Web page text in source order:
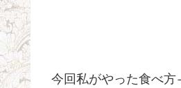
今回私がやった食べ